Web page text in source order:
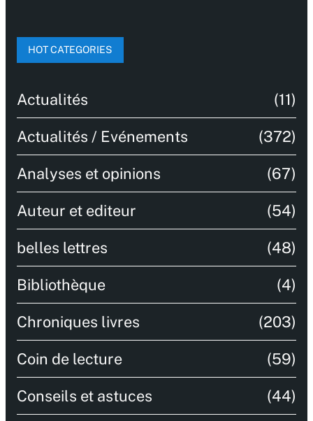
HOT CATEGORIES
Actualités (11)
Actualités / Evénements (372)
Analyses et opinions (67)
Auteur et editeur (54)
belles lettres (48)
Bibliothèque (4)
Chroniques livres (203)
Coin de lecture (59)
Conseils et astuces (44)